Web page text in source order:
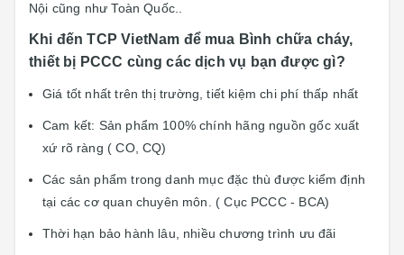
Nội cũng như Toàn Quốc..
Khi đến TCP VietNam để mua Bình chữa cháy,
thiết bị PCCC cùng các dịch vụ bạn được gì?
Giá tốt nhất trên thị trường, tiết kiệm chi phí thấp nhất
Cam kết: Sản phẩm 100% chính hãng nguồn gốc xuất
xứ rõ ràng ( CO, CQ)
Các sản phẩm trong danh mục đặc thù được kiểm định
tại các cơ quan chuyên môn. ( Cục PCCC - BCA)
Thời hạn bảo hành lâu, nhiều chương trình ưu đãi